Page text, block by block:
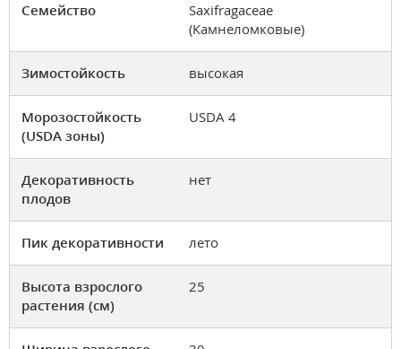
Семейство
Saxifragaceae
(Камнеломковые)
Зимостойкость высокая
Морозостойкость
(USDA зоны)
USDA 4
Декоративность
плодов
нет
Пик декоративности лето
Высота взрослого
растения (см)
25